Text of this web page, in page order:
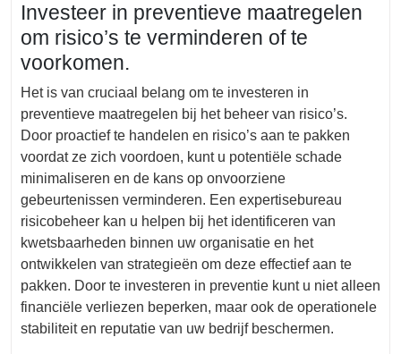
Investeer in preventieve maatregelen
om risico’s te verminderen of te
voorkomen.
Het is van cruciaal belang om te investeren in
preventieve maatregelen bij het beheer van risico’s.
Door proactief te handelen en risico’s aan te pakken
voordat ze zich voordoen, kunt u potentiële schade
minimaliseren en de kans op onvoorziene
gebeurtenissen verminderen. Een expertisebureau
risicobeheer kan u helpen bij het identificeren van
kwetsbaarheden binnen uw organisatie en het
ontwikkelen van strategieën om deze effectief aan te
pakken. Door te investeren in preventie kunt u niet alleen
financiële verliezen beperken, maar ook de operationele
stabiliteit en reputatie van uw bedrijf beschermen.